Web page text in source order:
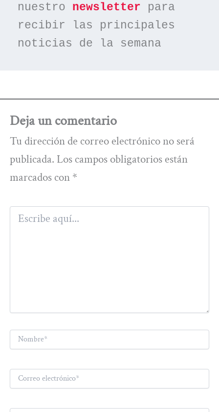
nuestro newsletter para
recibir las principales
noticias de la semana
Deja un comentario
Tu dirección de correo electrónico no será
publicada. Los campos obligatorios están
marcados con *
Escribe
aquí...
Nombre*
Correo
electrónico*